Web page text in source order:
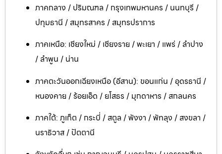
ภาคกลาง / ปริมณฑล / กรุงเทพมหานคร / นนทบุรี /
ปทุมธานี / สมุทรสาคร / สมุทรปราการ
ภาคเหนือ: เชียงใหม่ / เชียงราย / พะเยา / แพร่ / ลำปาง
/ ลำพูน / น่าน
ภาคตะวันออกเฉียงเหนือ (อีสาน): ขอนแก่น / อุดรธานี /
หนองคาย / ร้อยเอ็ด / ยโสธร / มุกดาหาร / สกลนคร
ภาคใต้: ภูเก็ต / กระบี่ / สตูล / พังงา / พัทลุง / สงขลา /
นราธิวาส / ปัตตานี